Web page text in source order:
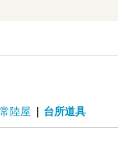
陸屋 台所道具